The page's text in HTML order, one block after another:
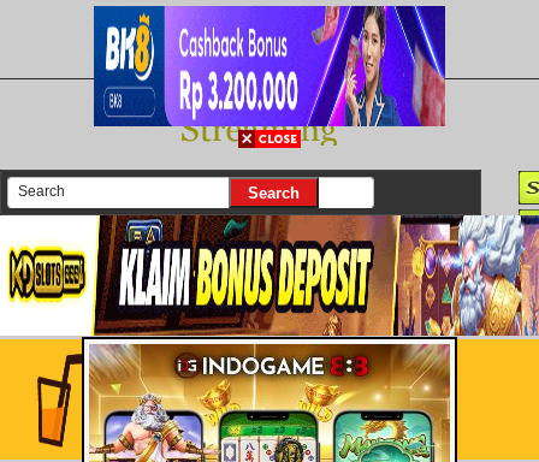
There are currently 25645 movies on our website
Login